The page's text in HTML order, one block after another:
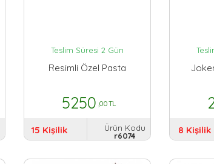
Teslim Süresi 2 Gün
Resimli Özel Pasta
5250 ,00 TL
15 Kişilik
Ürün Kodu
r6074
8 Kişilik